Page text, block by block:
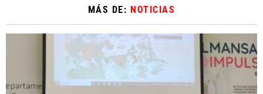
MÁS DE: NOTICIAS